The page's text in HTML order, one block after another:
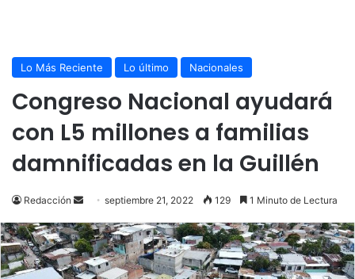
Lo Más Reciente Lo último Nacionales
Congreso Nacional ayudará
con L5 millones a familias
damnificadas en la Guillén
Redacción
Send
email
septiembre 21, 2022 129 1 Minuto de Lectura